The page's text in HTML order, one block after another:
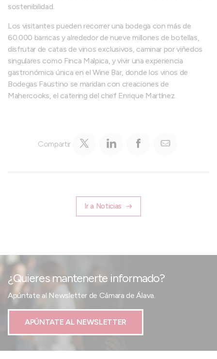
sostenibilidad.
Los visitantes pueden recorrer una bodega con más de
60.000 barricas y alrededor de nueve millones de botellas,
disfrutar de catas de vinos exclusivos, caminar por viñedos
singulares como Finca Malpica, y vivir una experiencia
gastronómica única en el Wine Bar, donde los vinos de
Bodegas Faustino se maridan con creaciones de
Mahercooks, el catering del chef Enrique Martínez.
Compartir
Ir a Noticias
¿Quieres mantenerte informado?
Apúntate al Newsletter de Cámara de Álava.
APÚNTATE AL NEWSLETTER